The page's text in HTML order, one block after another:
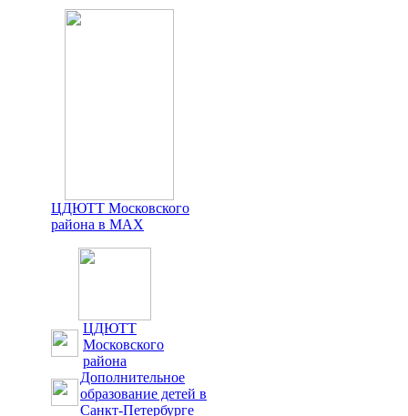
ЦДЮТТ Московского
района в MAX
ЦДЮТТ
Московского
района
Дополнительное
образование детей в
Санкт-Петербурге